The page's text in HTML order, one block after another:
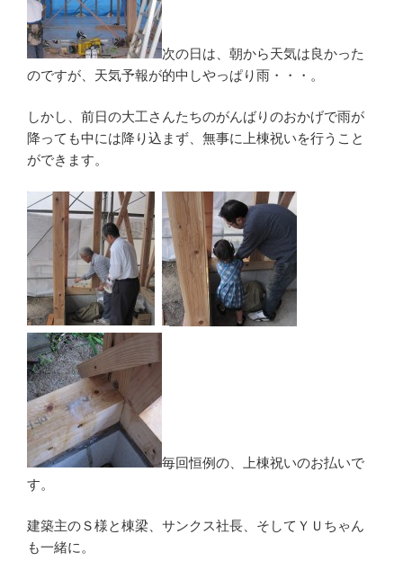
次の日は、朝から天気は良かった
のですが、天気予報が的中しやっぱり雨・・・。
しかし、前日の大工さんたちのがんばりのおかげで雨が
降っても中には降り込まず、無事に上棟祝いを行うこと
ができます。
毎回恒例の、上棟祝いのお払いで
す。
建築主のＳ様と棟梁、サンクス社長、そしてＹＵちゃん
も一緒に。